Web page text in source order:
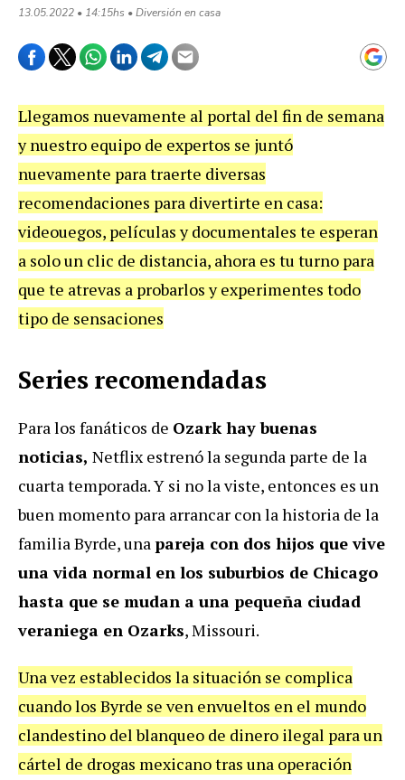
13.05.2022 • 14:15hs • Diversión en casa
Llegamos nuevamente al portal del fin de semana
y nuestro equipo de expertos se juntó
nuevamente para traerte diversas
recomendaciones para divertirte en casa:
videouegos, películas y documentales te esperan
a solo un clic de distancia, ahora es tu turno para
que te atrevas a probarlos y experimentes todo
tipo de sensaciones
Series recomendadas
Para los fanáticos de Ozark hay buenas
noticias, Netflix estrenó la segunda parte de la
cuarta temporada. Y si no la viste, entonces es un
buen momento para arrancar con la historia de la
familia Byrde, unapareja con dos hijos que vive
una vida normal en los suburbios de Chicago
hasta que se mudan a una pequeña ciudad
veraniega en Ozarks, Missouri.
Una vez establecidos la situación se complica
cuando los Byrde se ven envueltos en el mundo
clandestino del blanqueo de dinero ilegal para un
cártel de drogas mexicano tras una operación